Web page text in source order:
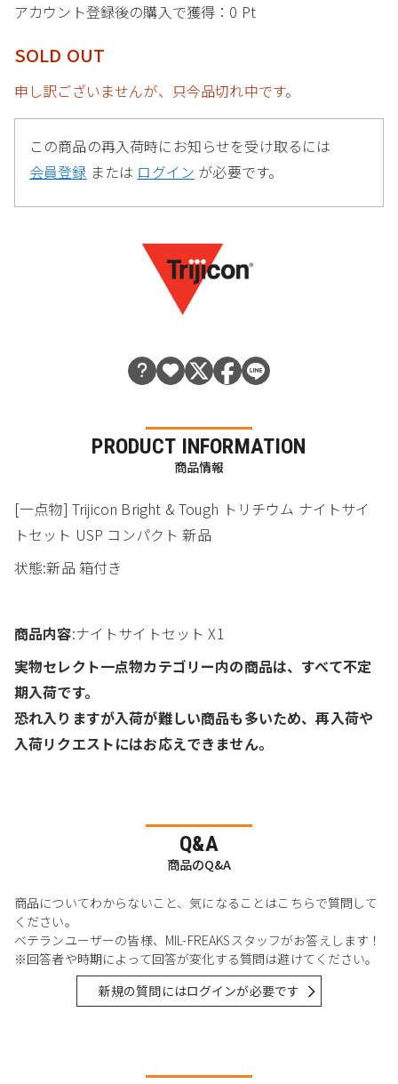
アカウント登録後の購入で獲得： 0 Pt
SOLD OUT
申し訳ございませんが、只今品切れ中です。
この商品の再入荷時にお知らせを受け取るには
会員登録 または ログイン が必要です。
PRODUCT INFORMATION
商品情報
[一点物] Trijicon Bright & Tough トリチウム ナイトサイ
トセット USP コンパクト 新品
状態:新品 箱付き
商品内容:ナイトサイトセット X1
実物セレクト一点物カテゴリー内の商品は、すべて不定
期入荷です。
恐れ入りますが入荷が難しい商品も多いため、再入荷や
入荷リクエストにはお応えできません。
Q&A
商品のQ&A
商品についてわからないこと、気になることはこちらで質問して
ください。
ベテランユーザーの皆様、MIL-FREAKSスタッフがお答えします！
※回答者や時期によって回答が変化する質問は避けてください。
新規の質問にはログインが必要です